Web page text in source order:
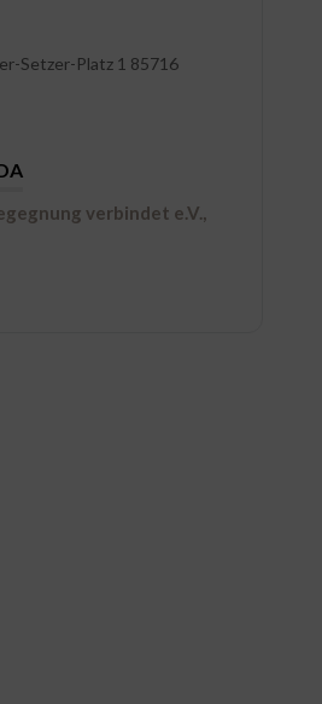
Setzer-Platz 1 85716
verbindet e.V.,